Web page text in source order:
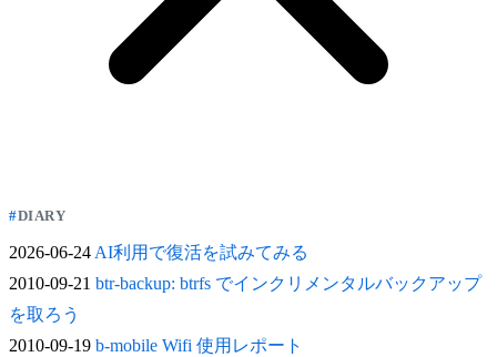
DIARY
2026-06-24AI利用で復活を試みてみる
2010-09-21 btr-backup: btrfs でインクリメンタルバックアップ
を取ろう
2010-09-19 b-mobile Wifi 使用レポート